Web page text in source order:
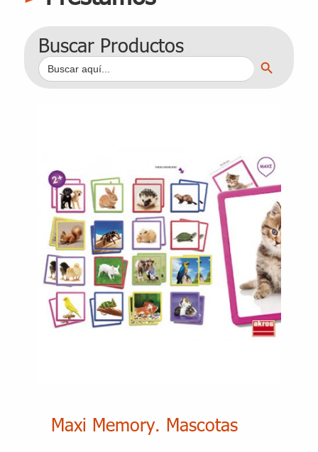
Buscar Productos
Buscar:
Maxi Memory. Mascotas